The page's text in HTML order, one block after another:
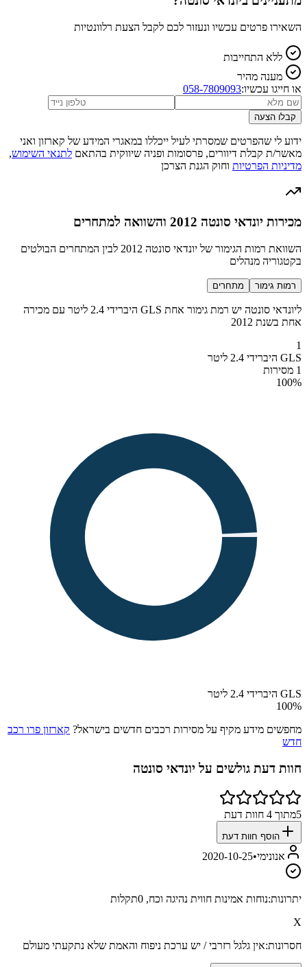
השאירו פרטים עכשיו ונעזור לכם לקבל הצעת רלוונטיות
ללא התחייבות
מענה מהיר
או חייגו עכשיו:058-7809093
קבלו הצעה
ידוע לי שהפרטים שמסרתי לעיל ייכללו במאגרי המידע של קארזון ואני
מאשר/ת קבלת דיוורים, פרסומות ופניה שיווקית בהתאם לתנאי השימוש,
מדיניות הפרטיות וחוק הגנת הצרכן
מכירות יונדאי סונטה 2012 והשוואה למתחרים
השוואת רמות הגימור של יונדאי סונטה 2012 לבין המתחרים הבולטים
בקטגוריה מנהלים
רמות גימור מתחרים
ליונדאי סונטה יש רמת גימור אחת GLS היברידי 2.4 ליטר עם מכירה
אחת בשנת 2012
1
GLS היברידי 2.4 ליטר
1 מסירות
100%
GLS היברידי 2.4 ליטר
100%
מחפשים מידע מקיף על מסירות רכבים חדשים בישראל? קארזון פרו רכב
חדש
חוות דעת גולשים על יונדאי סונטה
5מתוך 4 חוות דעת
הוסף חוות דעת
אנונימי•
2020-10-25
יתרונות:נוחות אמינות חווית נהיגה וכח, 0תקלות
X
חסרונות:אין גלגל רזרבי / יש ערכת ניפוח והאמת שלא נתקעתי מעולם